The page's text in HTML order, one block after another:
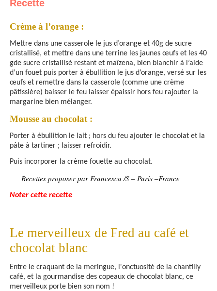
Recette
Crème à l’orange :
Mettre dans une casserole le jus d’orange et 40g de sucre
cristallisé, et mettre dans une terrine les jaunes œufs et les 40
gde sucre cristallisé restant et maïzena, bien blanchir à l’aide
d’un fouet puis porter à ébullition le jus d’orange, versé sur les
œufs et remettre dans la casserole (comme une crème
pâtissière) baisser le feu laisser épaissir hors feu rajouter la
margarine bien mélanger.
Mousse au chocolat :
Porter à ébullition le lait ; hors du feu ajouter le chocolat et la
pâte à tartiner ; laisser refroidir.
Puis incorporer la crème fouette au chocolat.
Recettes proposer par Francesca /S – Paris –France
Noter cette recette
Le merveilleux de Fred au café et
chocolat blanc
Entre le craquant de la meringue, l'onctuosité de la chantilly
café, et la gourmandise des copeaux de chocolat blanc, ce
merveilleux porte bien son nom !